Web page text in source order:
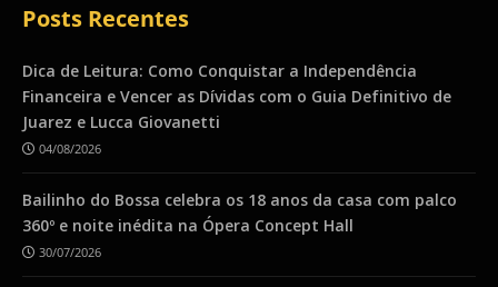
Posts Recentes
Dica de Leitura: Como Conquistar a Independência
Financeira e Vencer as Dívidas com o Guia Definitivo de
Juarez e Lucca Giovanetti
04/08/2026
Bailinho do Bossa celebra os 18 anos da casa com palco
360º e noite inédita na Ópera Concept Hall
30/07/2026